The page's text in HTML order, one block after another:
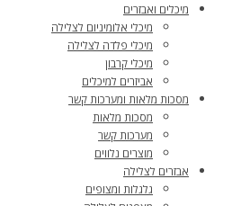
מיכלים ואבזרים
מיכלי אלומיניום לצלילה
מיכלי פלדה לצלילה
מיכלי קרבון
אביזרים למיכלים
מסכות מלאות ומערכות קשר
מסכות מלאות
מערכות קשר
מוצרים נלווים
אבזרים לצלילה
גלגלות ומצופים